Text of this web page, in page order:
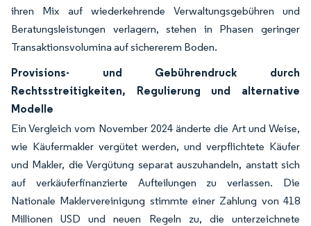
ihren Mix auf wiederkehrende Verwaltungsgebühren und
Beratungsleistungen verlagern, stehen in Phasen geringer
Transaktionsvolumina auf sichererem Boden.
Provisions- und Gebührendruck durch
Rechtsstreitigkeiten, Regulierung und alternative
Modelle
Ein Vergleich vom November 2024 änderte die Art und Weise,
wie Käufermakler vergütet werden, und verpflichtete Käufer
und Makler, die Vergütung separat auszuhandeln, anstatt sich
auf verkäuferfinanzierte Aufteilungen zu verlassen. Die
Nationale Maklervereinigung stimmte einer Zahlung von 418
Millionen USD und neuen Regeln zu, die unterzeichnete